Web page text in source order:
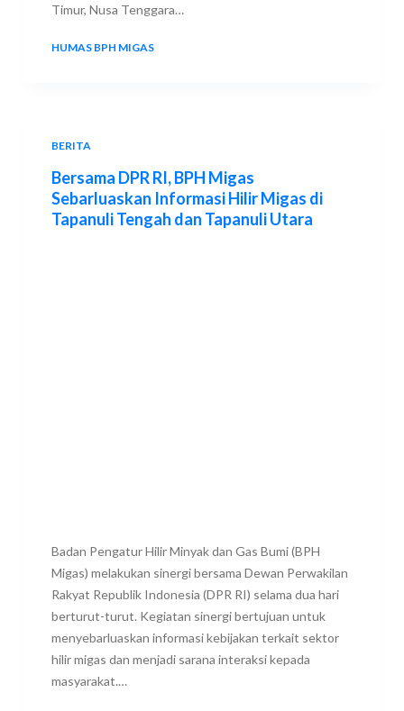
Timur, Nusa Tenggara…
HUMAS BPH MIGAS
BERITA
Bersama DPR RI, BPH Migas
Sebarluaskan Informasi Hilir Migas di
Tapanuli Tengah dan Tapanuli Utara
Badan Pengatur Hilir Minyak dan Gas Bumi (BPH
Migas) melakukan sinergi bersama Dewan Perwakilan
Rakyat Republik Indonesia (DPR RI) selama dua hari
berturut-turut. Kegiatan sinergi bertujuan untuk
menyebarluaskan informasi kebijakan terkait sektor
hilir migas dan menjadi sarana interaksi kepada
masyarakat.…